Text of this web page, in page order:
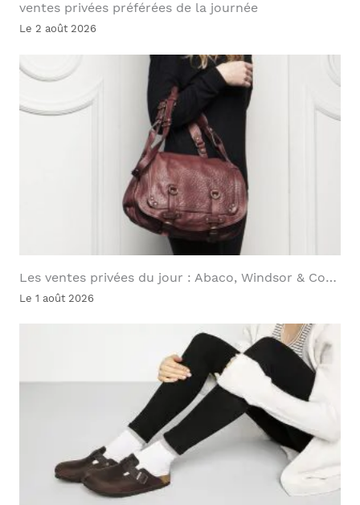
ventes privées préférées de la journée
Le 2 août 2026
Les ventes privées du jour : Abaco, Windsor & Co…
Le 1 août 2026